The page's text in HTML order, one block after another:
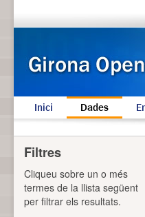
Inici Dades
Filtres
Cliqueu sobre un o més
termes de la llista següent
per filtrar els resultats.